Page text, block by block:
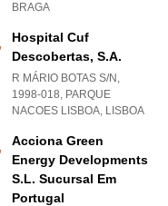
BRAGA
Hospital Cuf
Descobertas, S.a.
R MÁRIO BOTAS S/N,
1998-018, PARQUE
NACOES LISBOA, LISBOA
Acciona Green
Energy Developments
S.l. Sucursal Em
Portugal